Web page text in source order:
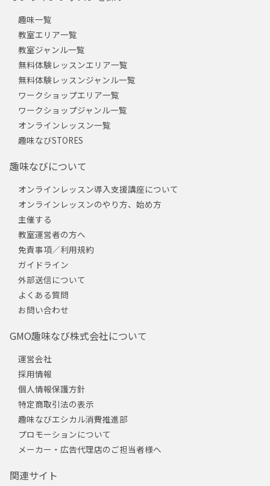
趣味一覧
教室エリア一覧
教室ジャンル一覧
無料体験レッスンエリア一覧
無料体験レッスンジャンル一覧
ワークショップエリア一覧
ワークショップジャンル一覧
オンラインレッスン一覧
趣味なびSTORES
趣味なびについて
オンラインレッスン導入支援講座について
オンラインレッスンのやり方、始め方
主催する
教室運営者の方へ
免責事項／利用規約
ガイドライン
外部送信について
よくある質問
お問い合わせ
GMO趣味なび株式会社について
運営会社
採用情報
個人情報保護方針
特定商取引法の表示
趣味なびエシカル消費推進部
プロモーションについて
メーカー・広告代理店のご担当者様へ
関連サイト